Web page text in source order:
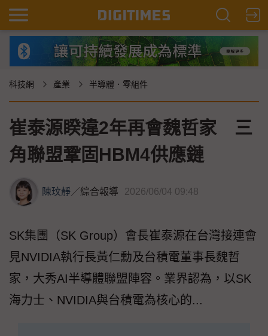
科技網 產業 半導體．零組件
崔泰源睽違2年再會魏哲家 三
角聯盟鞏固HBM4供應鏈
陳玟靜／綜合報導 2026/06/04 09:48
SK集團（SK Group）會長崔泰源在台灣接連會
見NVIDIA執行長黃仁勳及台積電董事長魏哲
家，大秀AI半導體聯盟陣容。業界認為，以SK
海力士、NVIDIA與台積電為核心的...